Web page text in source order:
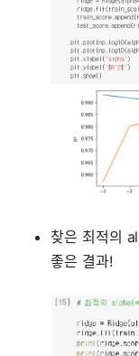
찾은 최적의
좋은 결과!